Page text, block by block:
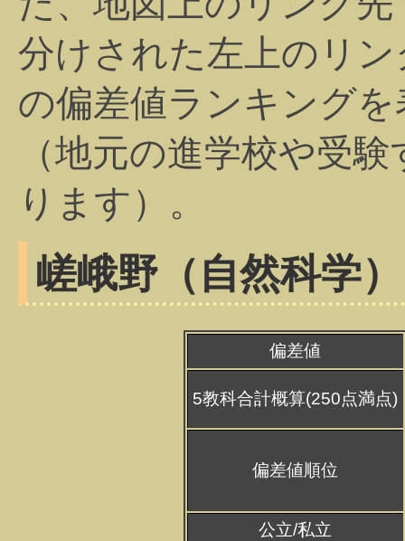
分けされた左上のリ
の偏差値ランキング
（地元の進学校や受
ります）。
嵯峨野（自然科学）
偏差値
5教科合計概算(250点満点)
偏差値順位
公立/私立